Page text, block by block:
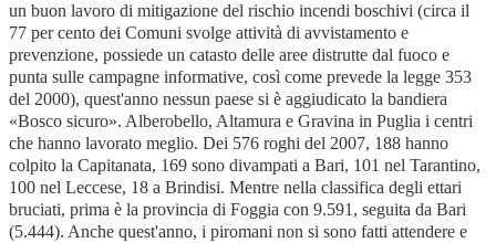
un buon lavoro di mitigazione del rischio incendi boschivi (circa il
77 per cento dei Comuni svolge attività di avvistamento e
prevenzione, possiede un catasto delle aree distrutte dal fuoco e
punta sulle campagne informative, così come prevede la legge 353
del 2000), quest'anno nessun paese si è aggiudicato la bandiera
«Bosco sicuro». Alberobello, Altamura e Gravina in Puglia i centri
che hanno lavorato meglio. Dei 576 roghi del 2007, 188 hanno
colpito la Capitanata, 169 sono divampati a Bari, 101 nel Tarantino,
100 nel Leccese, 18 a Brindisi. Mentre nella classifica degli ettari
bruciati, prima è la provincia di Foggia con 9.591, seguita da Bari
(5.444). Anche quest'anno, i piromani non si sono fatti attendere e